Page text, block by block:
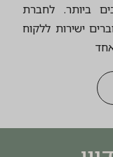
ביותר. לחברת
ישירות ללקוח